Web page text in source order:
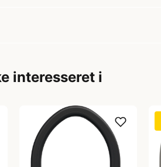
interesseret i